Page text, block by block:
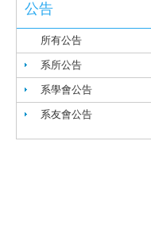
公告
所有公告
系所公告
系學會公告
系友會公告